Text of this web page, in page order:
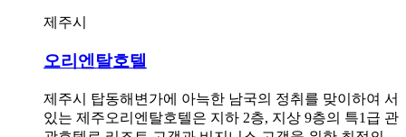
제주시
오리엔탈호텔
제주시 탑동해변가에 아늑한 남국의 정취를 맞이하여 서
있는 제주오리엔탈호텔은 지하 2층, 지상 9층의 특1급 관